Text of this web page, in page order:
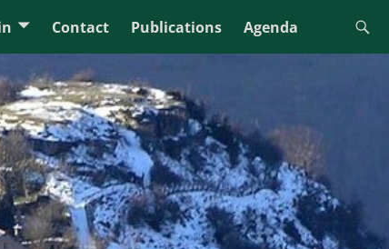
Contact Publications Agenda